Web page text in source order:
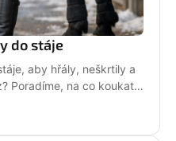
do stáje
aby hřály, neškrtily a
Poradíme, na co koukat